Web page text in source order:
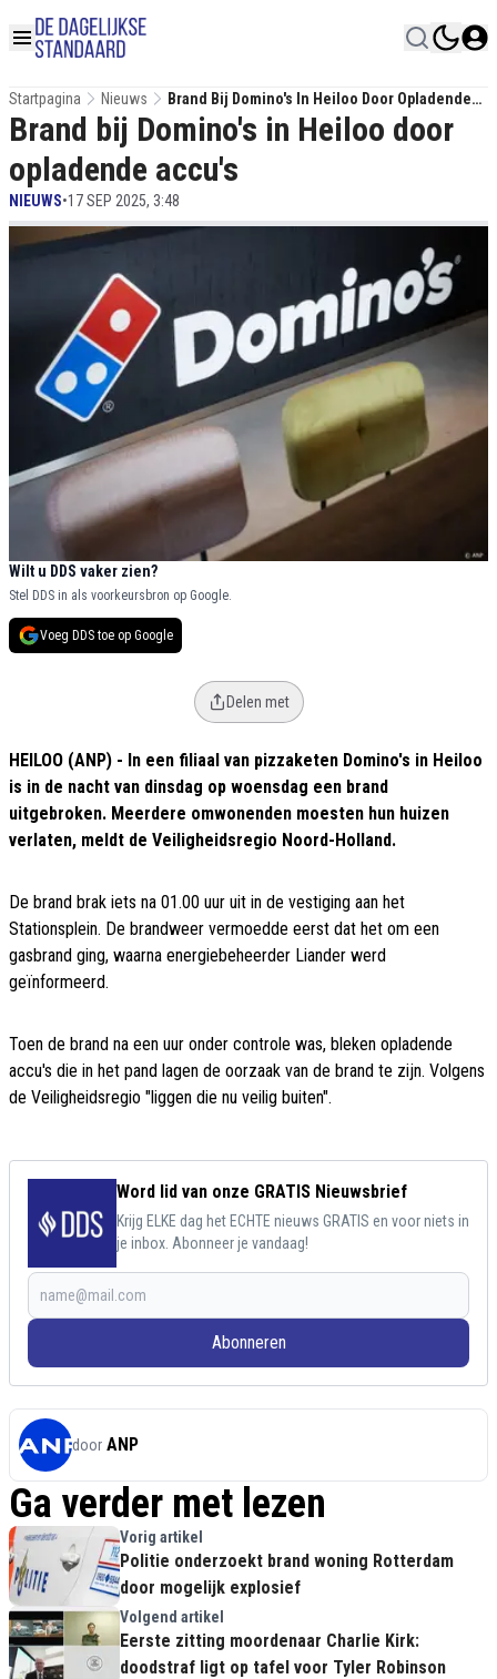
Startpagina Nieuws
Brand Bij Domino's In Heiloo Door Opladende
Accu's
Brand bij Domino's in Heiloo door
opladende accu's
NIEUWS•17 SEP 2025, 3:48
Wilt u DDS vaker zien?
Stel DDS in als voorkeursbron op Google.
Voeg DDS toe op Google
Delen met
HEILOO (ANP) - In een filiaal van pizzaketen Domino's in Heiloo
is in de nacht van dinsdag op woensdag een brand
uitgebroken. Meerdere omwonenden moesten hun huizen
verlaten, meldt de Veiligheidsregio Noord-Holland.
De brand brak iets na 01.00 uur uit in de vestiging aan het
Stationsplein. De brandweer vermoedde eerst dat het om een
gasbrand ging, waarna energiebeheerder Liander werd
geïnformeerd.
Toen de brand na een uur onder controle was, bleken opladende
accu's die in het pand lagen de oorzaak van de brand te zijn. Volgens
de Veiligheidsregio "liggen die nu veilig buiten".
Word lid van onze GRATIS Nieuwsbrief
Krijg ELKE dag het ECHTE nieuws GRATIS en voor niets in
je inbox. Abonneer je vandaag!
Abonneren
door ANP
Ga verder met lezen
Vorig artikel
Politie onderzoekt brand woning Rotterdam
door mogelijk explosief
Volgend artikel
Eerste zitting moordenaar Charlie Kirk:
doodstraf ligt op tafel voor Tyler Robinson